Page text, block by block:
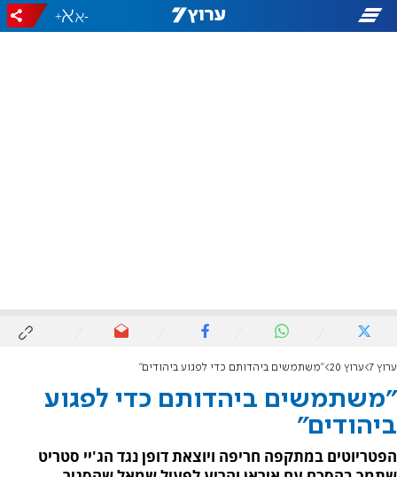
-
+
ערוץ 7 ערוץ 20 "משתמשים ביהדותם כדי לפגוע ביהודים"
"משתמשים ביהדותם כדי לפגוע
ביהודים"
הפטריוטים במתקפה חריפה ויוצאת דופן נגד הג'יי סטריט